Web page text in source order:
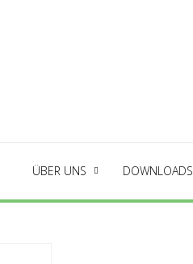
ÜBER UNS DOWNLOADS